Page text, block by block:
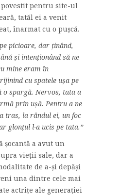
povestit pentru site-ul
tatăl ei a venit
înarmat cu o pușcă.
picioare, dar ținând,
și intenționând să ne
mine eram în
cu spatele ușa pe
o spargă. Nervos, tata a
prin ușă. Pentru a ne
tras, la rândul ei, un foc
glonțul l-a ucis pe tata.”
șocantă a avut un
vieții sale, dar a
de a-și depăși
una dintre cele mai
actrițe ale generației